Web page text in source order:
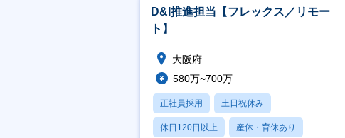
D&I推進担当【フレックス／リモー
ト】
大阪府
580万~700万
正社員採用 土日祝休み
休日120日以上 産休・育休あり